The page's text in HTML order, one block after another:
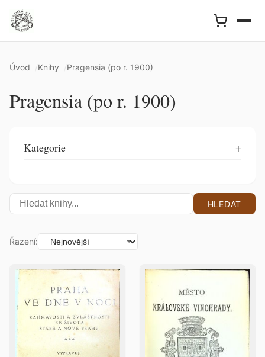
Úvod Knihy Pragensia (po r. 1900)
Pragensia (po r. 1900)
Kategorie
HLEDAT
Řazení: